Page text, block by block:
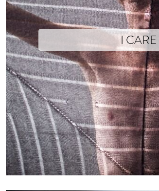
car le centre c’est la fin. Neil Gaiman – Anansi
sur cette citation. Les modèles (…)
I CARE
Renverser l’abîme
Atteindre l’ascendant, s’abandonner, déguerpir